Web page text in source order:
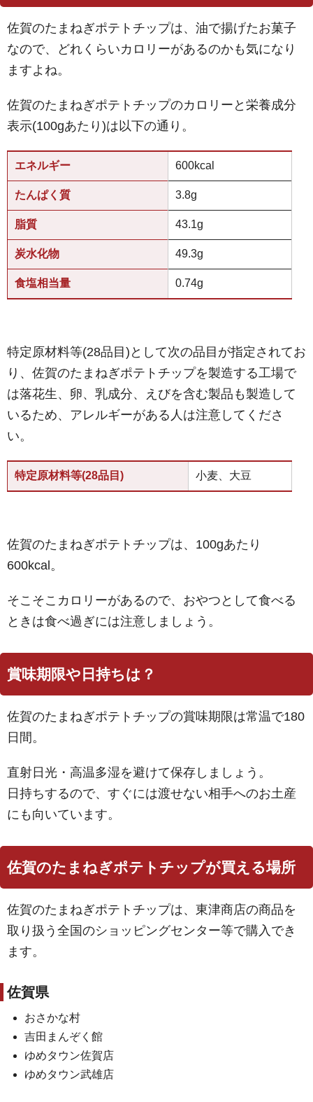
佐賀のたまねぎポテトチップは、油で揚げたお菓子
なので、どれくらいカロリーがあるのかも気になり
ますよね。
佐賀のたまねぎポテトチップのカロリーと栄養成分
表示(100gあたり)は以下の通り。
エネルギー 600kcal
たんぱく質 3.8g
脂質 43.1g
炭水化物 49.3g
食塩相当量 0.74g
特定原材料等(28品目)として次の品目が指定されてお
り、佐賀のたまねぎポテトチップを製造する工場で
は落花生、卵、乳成分、えびを含む製品も製造して
いるため、アレルギーがある人は注意してくださ
い。
特定原材料等(28品目) 小麦、大豆
佐賀のたまねぎポテトチップは、100gあたり
600kcal。
そこそこカロリーがあるので、おやつとして食べる
ときは食べ過ぎには注意しましょう。
賞味期限や日持ちは？
佐賀のたまねぎポテトチップの賞味期限は常温で180
日間。
直射日光・高温多湿を避けて保存しましょう。
日持ちするので、すぐには渡せない相手へのお土産
にも向いています。
佐賀のたまねぎポテトチップが買える場所
佐賀のたまねぎポテトチップは、東津商店の商品を
取り扱う全国のショッピングセンター等で購入でき
ます。
佐賀県
おさかな村
吉田まんぞく館
ゆめタウン佐賀店
ゆめタウン武雄店